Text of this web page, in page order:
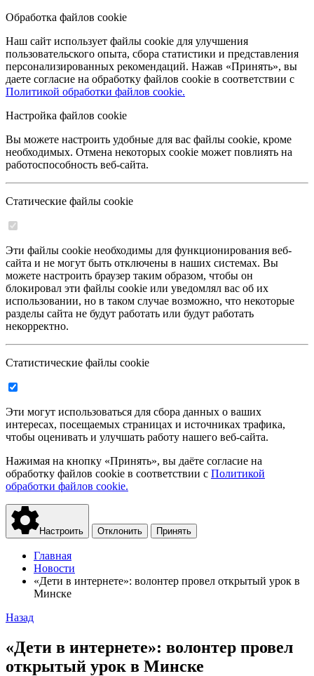
Обработка файлов cookie
Наш сайт использует файлы cookie для улучшения
пользовательского опыта, сбора статистики и представления
персонализированных рекомендаций. Нажав «Принять», вы
даете согласие на обработку файлов cookie в соответствии с
Политикой обработки файлов cookie.
Настройка файлов cookie
Вы можете настроить удобные для вас файлы cookie, кроме
необходимых. Отмена некоторых cookie может повлиять на
работоспособность веб-сайта.
Статические файлы cookie
Эти файлы cookie необходимы для функционирования веб-
сайта и не могут быть отключены в наших системах. Вы
можете настроить браузер таким образом, чтобы он
блокировал эти файлы cookie или уведомлял вас об их
использовании, но в таком случае возможно, что некоторые
разделы сайта не будут работать или будут работать
некорректно.
Статистические файлы cookie
Эти могут использоваться для сбора данных о ваших
интересах, посещаемых страницах и источниках трафика,
чтобы оценивать и улучшать работу нашего веб-сайта.
Нажимая на кнопку «Принять», вы даёте согласие на
обработку файлов cookie в соответствии с Политикой
обработки файлов cookie.
Настроить Отклонить Принять
Главная
Новости
«Дети в интернете»: волонтер провел открытый урок в
Минске
Назад
«Дети в интернете»: волонтер провел
открытый урок в Минске